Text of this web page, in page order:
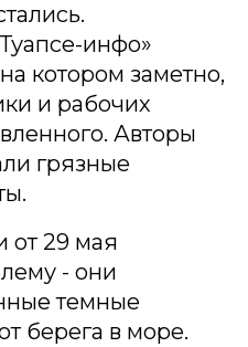
инфо»
котором заметно,
и рабочих
Авторы
грязные
от 29 мая
- они
темные
берега в море.